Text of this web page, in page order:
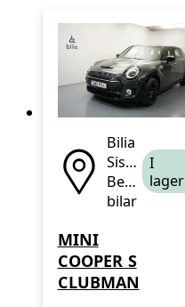
Bilia
Sisjön
Begagnade
bilar
I
lager
MINI
COOPER S
CLUBMAN